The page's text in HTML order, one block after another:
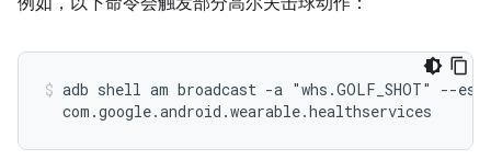
adb shell am broadcast -a "whs.GOLF_SHOT" --